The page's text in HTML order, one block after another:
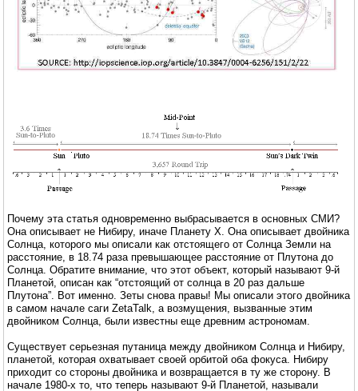
Почему эта статья одновременно выбрасывается в основных СМИ?
Она описывает не Нибиру, иначе Планету X. Она описывает двойника
Солнца, которого мы описали как отстоящего от Солнца Земли на
расстояние, в 18.74 раза превышающее расстояние от Плутона до
Солнца. Обратите внимание, что этот объект, который называют 9-й
Планетой, описан как “отстоящий от солнца в 20 раз дальше
Плутона”. Вот именно. Зеты снова правы! Мы описали этого двойника
в самом начале саги ZetaTalk, а возмущения, вызванные этим
двойником Солнца, были известны еще древним астрономам.
Существует серьезная путаница между двойником Солнца и Нибиру,
планетой, которая охватывает своей орбитой оба фокуса. Нибиру
приходит со стороны двойника и возвращается в ту же сторону. В
начале 1980-х то, что теперь называют 9-й Планетой, называли